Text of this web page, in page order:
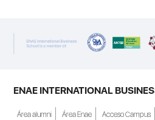
a Crecer". El programa
personas inscritas como
becas de estudio
de al menos una beca...
ENAE INTERNATIONAL
Área alumni Área Enae Acceso Campus